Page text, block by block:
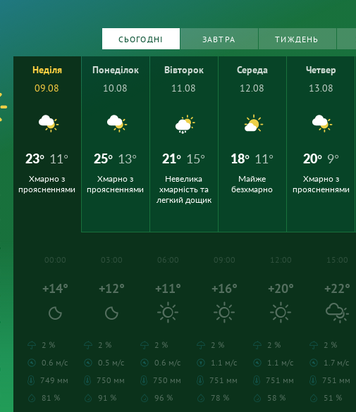
СЬОГОДНІ ЗАВТРА ТИЖДЕНЬ
Неділя
09.08
23° 11°
Хмарно з
проясненнями
Понеділок
10.08
25° 13°
Хмарно з
проясненнями
Вівторок
11.08
21° 15°
Невелика
хмарність та
легкий дощик
Середа
12.08
18° 11°
Майже
безхмарно
Четвер
13.08
20° 9°
Хмарно з
проясненнями
00:00
+14°
2 %
0.6 м/с
749 мм
81 %
03:00
+12°
2 %
0.5 м/с
750 мм
91 %
06:00
+11°
2 %
0.6 м/с
750 мм
96 %
09:00
+16°
2 %
1.1 м/с
751 мм
78 %
12:00
+20°
2 %
1.1 м/с
751 мм
58 %
15:00
+22°
2 %
1.7 м/с
751 мм
51 %